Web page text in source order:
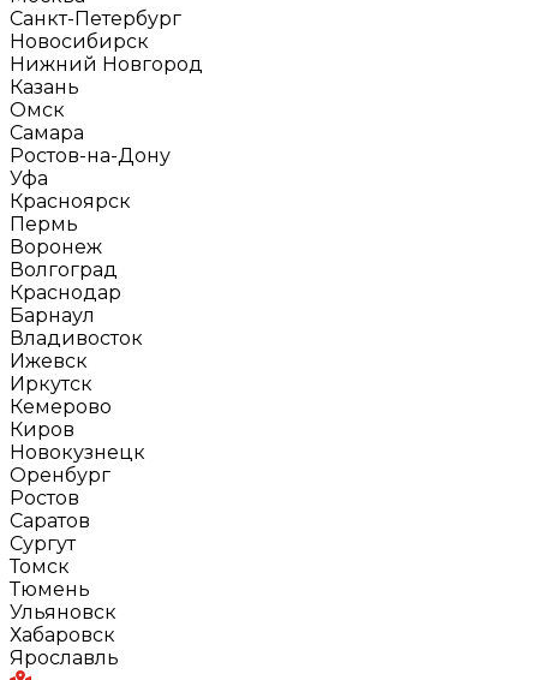
Санкт-Петербург
Новосибирск
Нижний Новгород
Казань
Омск
Самара
Ростов-на-Дону
Уфа
Красноярск
Пермь
Воронеж
Волгоград
Краснодар
Барнаул
Владивосток
Ижевск
Иркутск
Кемерово
Киров
Новокузнецк
Оренбург
Ростов
Саратов
Сургут
Томск
Тюмень
Ульяновск
Хабаровск
Ярославль